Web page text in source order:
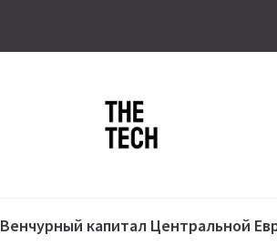
Венчурный капитал Центральной